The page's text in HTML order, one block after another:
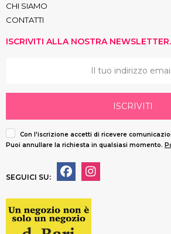
CHI SIAMO
CONTATTI
ISCRIVITI ALLA NOSTRA NEWSLETTER.
ISCRIVITI
Con l'iscrizione accetti di ricevere
Puoi annullare la richiesta in qualsiasi momento.
SEGUICI SU: